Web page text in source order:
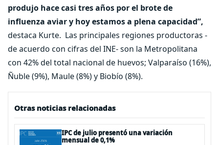
produjo hace casi tres años por el brote de
influenza aviar y hoy estamos a plena capacidad”,
destaca Kurte. Las principales regiones productoras -
de acuerdo con cifras del INE- son la Metropolitana
con 42% del total nacional de huevos; Valparaíso (16%),
Ñuble (9%), Maule (8%) y Biobío (8%).
Otras noticias relacionadas
IPC de julio presentó una variación
mensual de 0,1%